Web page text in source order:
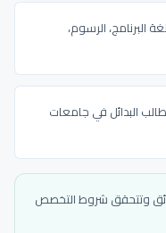
البرنامج، الرسوم،
البدائل في جامعات
وتتحقق شروط التخصص